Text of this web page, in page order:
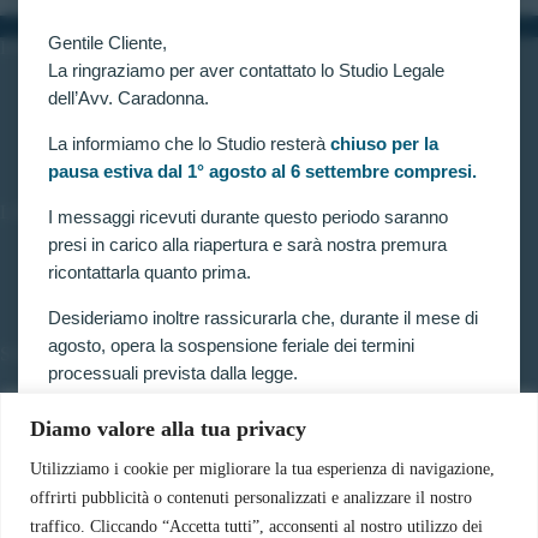
Diamo valore alla tua privacy
Utilizziamo i cookie per migliorare la tua esperienza di navigazione,
offrirti pubblicità o contenuti personalizzati e analizzare il nostro
traffico. Cliccando “Accetta tutti”, acconsenti al nostro utilizzo dei
Gentile Cliente,
La ringraziamo per aver contattato lo Studio Legale
dell’Avv. Caradonna.
La informiamo che lo Studio resterà chiuso per la
pausa estiva dal 1° agosto al 6 settembre compresi.
I messaggi ricevuti durante questo periodo saranno
presi in carico alla riapertura e sarà nostra premura
ricontattarla quanto prima.
Desideriamo inoltre rassicurarla che, durante il mese di
agosto, opera la sospensione feriale dei termini
processuali prevista dalla legge.
Pertanto, nella generalità dei casi, i termini relativi a
ricorsi, impugnazioni e agli altri adempimenti
processuali, compresi quelli dinanzi al TAR, sono
sospesi.
INFORMAZIONI
Home
Chi siamo
LINK UTILI
Prenota consulenza
Privacy e Cookie Policy
SERVIZI
Concorsi pubblici
Pubblico impiego
Contratti con la pubblica amministrazione
Vittime del dovere ed equiparati